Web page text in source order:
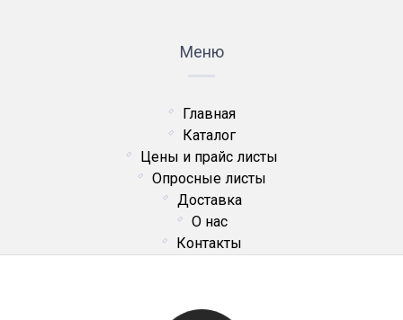
Меню
Главная
Каталог
Цены и прайс листы
Опросные листы
Доставка
О нас
Контакты